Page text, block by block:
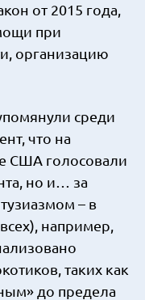
от 2015 года,
при
организацию
среди
что на
США голосовали
но и… за
– в
например,
таких как
до предела